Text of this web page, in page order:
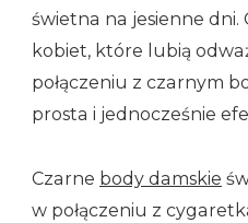
świetna na jesienne dni.
kobiet, które lubią
połączeniu z czarnym
prosta i jednocześnie
Czarne body damskie
w połączeniu z